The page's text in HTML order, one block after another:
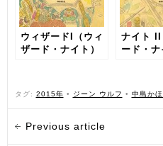
ウィザードI（ウィ
ザード・ナイト）
ナイト
ード・ナ
タグ: 2015年 • ジーン ウルフ • 中島かほ
Previous article